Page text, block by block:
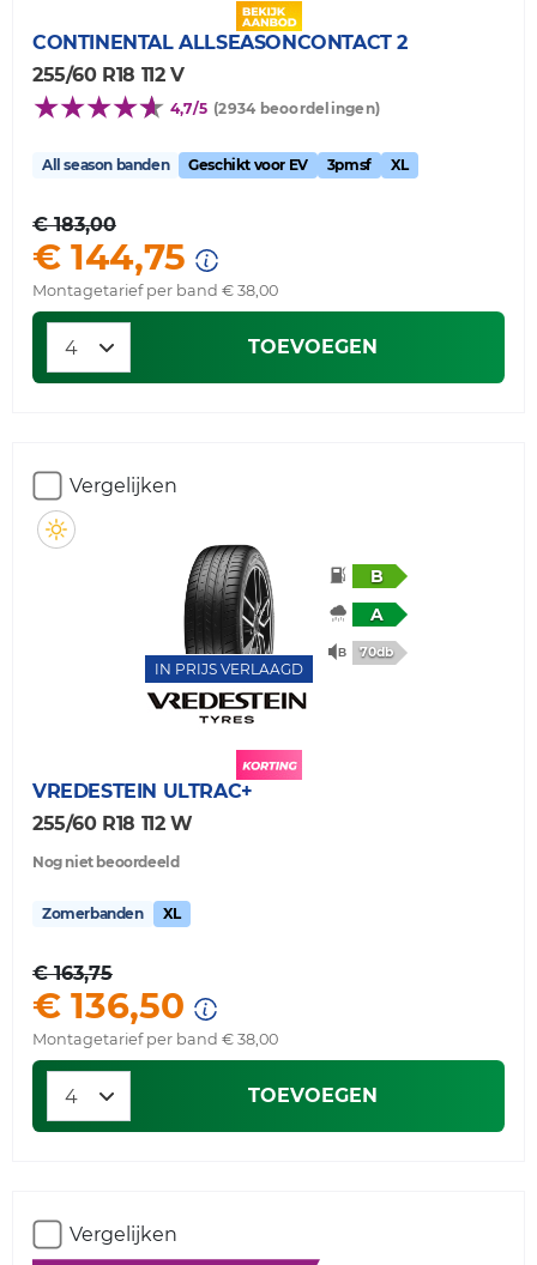
CONTINENTAL ALLSEASONCONTACT 2
255/60 R18 112 V
4,7/5 (2934 beoordelingen)
All season banden Geschikt voor EV 3pmsf XL
€ 183,00
€ 144,75
Montagetarief per band € 38,00
TOEVOEGEN
Vergelijken
IN PRIJS VERLAAGD
B
A
70db
VREDESTEIN ULTRAC+
255/60 R18 112 W
Nog niet beoordeeld
Zomerbanden XL
€ 163,75
€ 136,50
Montagetarief per band € 38,00
TOEVOEGEN
Vergelijken